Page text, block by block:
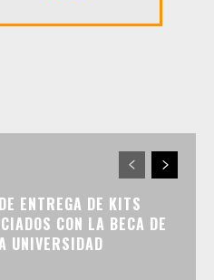
ENTREGA DE KITS
CON LA BECA DE
UNIVERSIDAD